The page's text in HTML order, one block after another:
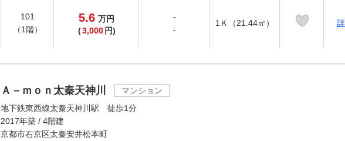
101
（1階）
5.6 万円
(3,000 円)
-
-
1Ｋ（21.44㎡）
Ａ－ｍｏｎ太秦天神川
マンション
地下鉄東西線太秦天神川駅 徒歩1分
2017年築 / 4階建
京都市右京区太秦安井松本町